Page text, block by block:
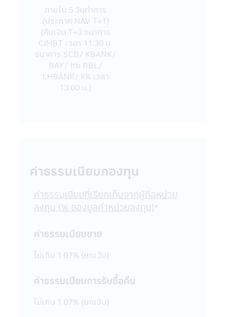
แอปพลิเคชันผ่านโทรศัพท์มือถือที่ร่วมกิจกรรม
กับบริษัท
18. บริษัทจัดการขอสงวนสิทธิ์ของข้อมูลใดๆ
ในแอปพลิเคชันผ่านโทรศัพท์มือถือนี้ โดยห้ามมิ
ให้ผู้ใดเผยแพร่ อ้างอิง ลอกเลียน ทำซ้ำ หรือ
แก้ไขด้วยวิธีการใดๆ ไม่ว่าทั้งหมด หรือบางส่วน
ของข้อมูลในแอปพลิเคชันผ่านโทรศัพท์มือถือนี้
เว้นแต่จะได้รับอนุญาตเป็นลายลักษณ์อักษร
ข้อความ ข้อมูล เอกสาร หรือสื่อใดๆ ใน
แอปพลิเคชันผ่านโทรศัพท์มือถือนี้ และรายงาน
ข้อความ ข้อมูล เอกสาร หรือสื่อใดๆ ใน
แอปพลิเคชันผ่านโทรศัพท์มือถือนี้ได้เผยแพร่
ออกไป ไม่ว่าเป็นการเฉพาะเจาะจง หรือเป็นการ
ผิด หรือก่อให้เกิดความเสียหายต่อทรัพย์สิน
19. การแก้ไขเปลี่ยนแปลง รายงาน ข้อความ
โทรศัพท์มือถือนี้ด้วยวิธีการใดๆ โดยเจตนา
และเป็นผลให้เกิดความเสียหายต่อทรัพย์สิน
ภายใน 5 วันทําการ
(ประกาศ NAV T+1)
(คืนเงิน T+3 ธนาคาร
CIMBT เวลา 11.30 น.
ธนาคาร SCB/ KBANK/
BAY/ ttb BBL/
LHBANK/ KK เวลา
13.00 น.)
ค่าธรรมเนียมกองทุน
ค่าธรรมเนียมที่เรียกเก็บจากผู้ถือหน่วย
ลงทุน (% ของมูลค่าหน่วยลงทุน)*
ค่าธรรมเนียมขาย
ไม่เกิน 1.07% (ยกเว้น)
ค่าธรรมเนียมการรับซื้อคืน
ไม่เกิน 1.07% (ยกเว้น)